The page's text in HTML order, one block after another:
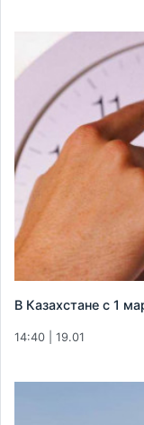
В Казахстане с 1
14:40 | 19.01